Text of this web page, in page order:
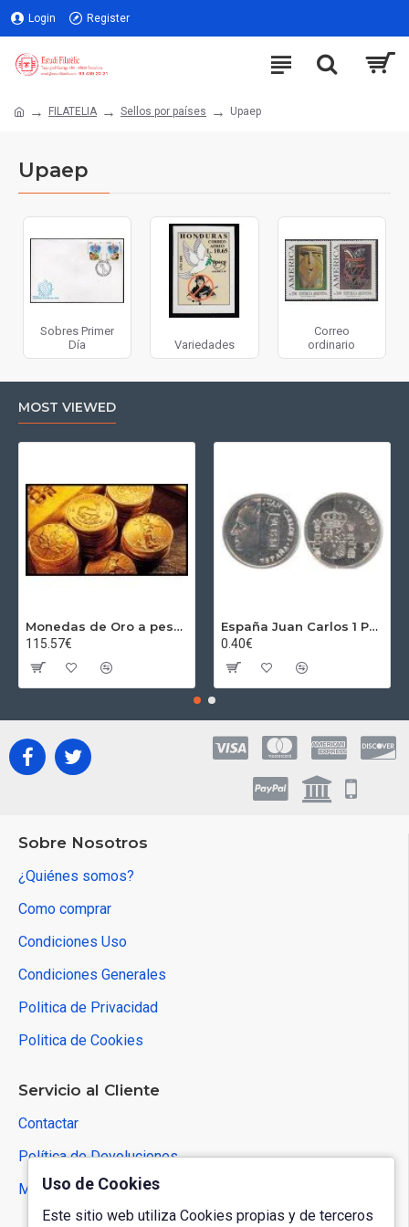
Login Register
FILATELIA Sellos por países Upaep
Upaep
Sobres Primer
Día
Variedades
Correo
ordinario
MOST VIEWED
Monedas de Oro a peso por gramos al precio del día + 2,5% Au
115.57€
España Juan Carlos 1 Peseta JC 1989 Madrid ND
0.40€
Sobre Nosotros
¿Quiénes somos?
Como comprar
Condiciones Uso
Condiciones Generales
Politica de Privacidad
Politica de Cookies
Servicio al Cliente
Contactar
Política de Devoluciones
Mapa del Sitio
Uso de Cookies
Este sitio web utiliza Cookies propias y de terceros